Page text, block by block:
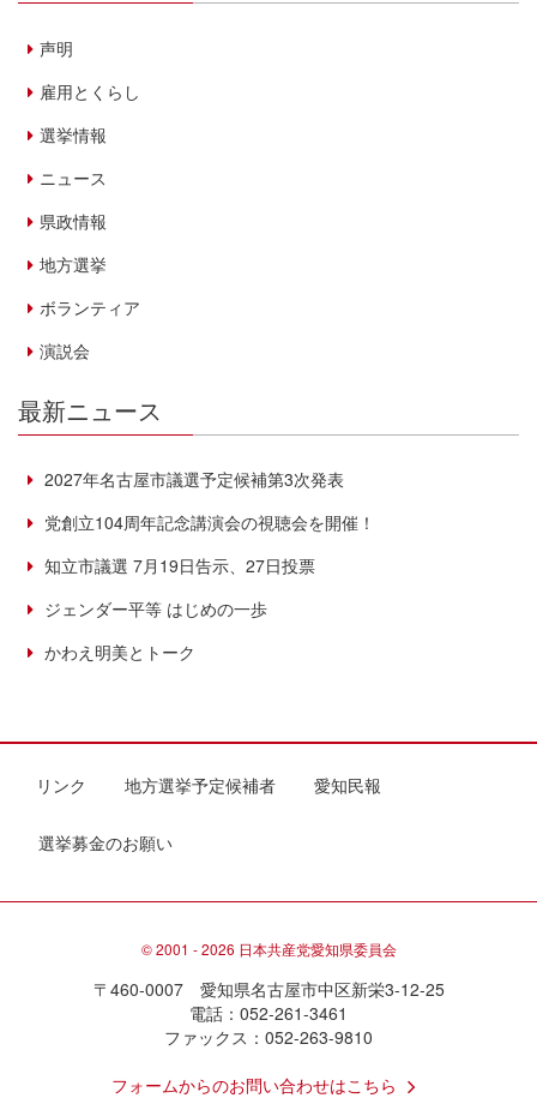
声明
雇用とくらし
選挙情報
ニュース
県政情報
地方選挙
ボランティア
演説会
最新ニュース
2027年名古屋市議選予定候補第3次発表
党創立104周年記念講演会の視聴会を開催！
知立市議選 7月19日告示、27日投票
ジェンダー平等 はじめの一歩
かわえ明美とトーク
リンク 地方選挙予定候補者 愛知民報
選挙募金のお願い
© 2001 - 2026 日本共産党愛知県委員会
〒460-0007 愛知県名古屋市中区新栄3-12-25
電話：052-261-3461
ファックス：052-263-9810
フォームからのお問い合わせはこちら